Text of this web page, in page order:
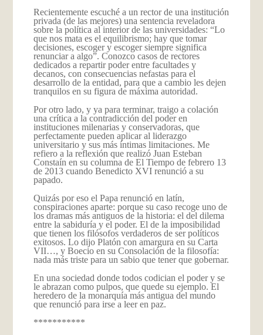
Recientemente escuché a un rector de una institución
privada (de las mejores) una sentencia reveladora
sobre la política al interior de las universidades: “Lo
que nos mata es el equilibrismo; hay que tomar
decisiones, escoger y escoger siempre significa
renunciar a algo”. Conozco casos de rectores
dedicados a repartir poder entre facultades y
decanos, con consecuencias nefastas para el
desarrollo de la entidad, para que a cambio les dejen
tranquilos en su figura de máxima autoridad.
Por otro lado, y ya para terminar, traigo a colación
una crítica a la contradicción del poder en
instituciones milenarias y conservadoras, que
perfectamente pueden aplicar al liderazgo
universitario y sus más íntimas limitaciones. Me
refiero a la reflexión que realizó Juan Esteban
Constaín en su columna de El Tiempo de febrero 13
de 2013 cuando Benedicto XVI renunció a su
papado.
Quizás por eso el Papa renunció en latín,
conspiraciones aparte: porque su caso recoge uno de
los dramas más antiguos de la historia: el del dilema
entre la sabiduría y el poder. El de la imposibilidad
que tienen los filósofos verdaderos de ser políticos
exitosos. Lo dijo Platón con amargura en su Carta
VII…, y Boecio en su Consolación de la filosofía:
nada más triste para un sabio que tener que gobernar.
En una sociedad donde todos codician el poder y se
le abrazan como pulpos, que quede su ejemplo. El
heredero de la monarquía más antigua del mundo
que renunció para irse a leer en paz.
***********